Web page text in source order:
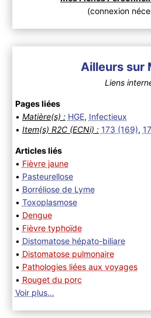
(connexion
Ailleurs sur
Liens
Pages liées
• Matière(s) : HGE, Infectieux
• Item(s) R2C (ECNi) : 173 (169),
Articles liés
• Fièvre jaune
• Pasteurellose
• Borréliose de Lyme
• Toxoplasmose
• Dengue
• Fièvre typhoïde
• Distomatose hépato-biliare
• Distomatose pulmonaire
• Pathologies liées aux voyages
• Rouget du porc
Voir plus…